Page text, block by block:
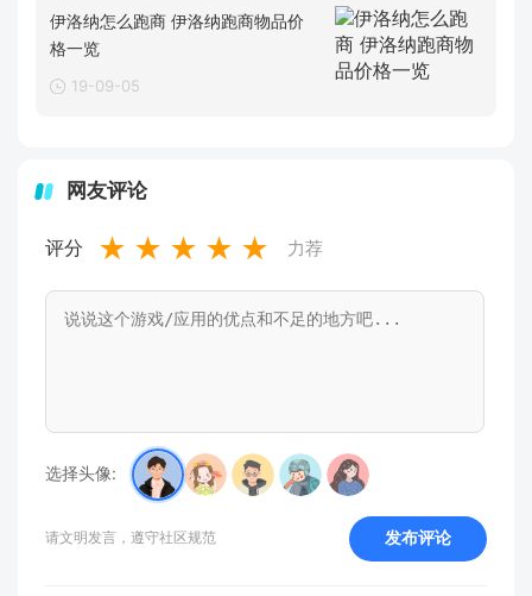
伊洛纳怎么跑商 伊洛纳跑商物品价
格一览
19-09-05
网友评论
评分 ★ ★ ★ ★ ★ 力荐
选择头像:
请文明发言，遵守社区规范 发布评论